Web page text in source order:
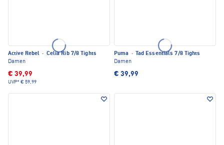
Active Rebel · Celia Rib 7/8 Tights
Damen
€ 39,99
UVP* € 59,99
Puma ·
Tad Essentials 7/8 Tights
Damen
€ 39,99